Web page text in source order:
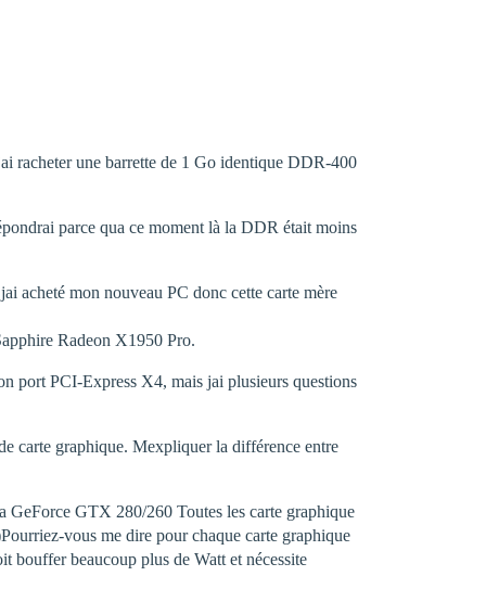
racheter une barrette de 1 Go identique DDR-400
parce qua ce moment là la DDR était moins
acheté mon nouveau PC donc cette carte mère
Radeon X1950 Pro.
port PCI-Express X4, mais jai plusieurs questions
carte graphique. Mexpliquer la différence entre
GTX 280/260 Toutes les carte graphique
vous me dire pour chaque carte graphique
bouffer beaucoup plus de Watt et nécessite